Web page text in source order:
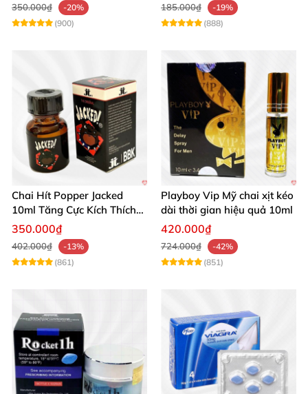
350.000₫
-20%
(900)
185.000₫
-19%
(888)
Chai Hít Popper Jacked
10ml Tăng Cực Kích Thích
Mạnh Mẽ
350.000₫
402.000₫
-13%
(861)
Playboy Vip Mỹ chai xịt kéo
dài thời gian hiệu quả 10ml
420.000₫
724.000₫
-42%
(851)